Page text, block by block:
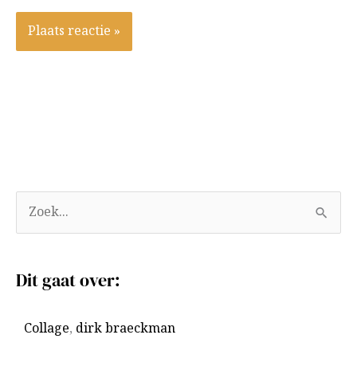
o
k
Dit gaat over:
Collage, dirk braeckman
r
h